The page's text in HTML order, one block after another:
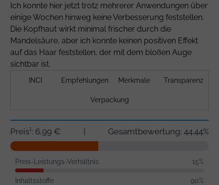
Ich konnte hier jetzt trotz mehrerer Anwendungen über
einige Wochen hinweg keine Verbesserung feststellen.
Die Kopfhaut wirkt minimal frischer durch die
Mandelsäure, aber ich konnte keinen positiven Effekt
auf das Haar feststellen, der mit dem bloßen Auge
sichtbar ist.
INCI Empfehlungen Merkmale Transparenz
Verpackung
Preis¹: 6,99 € | Gesamtbewertung: 44.44%
Preis-Leistungs-Verhältnis 15%
Inhaltsstoffe 90%